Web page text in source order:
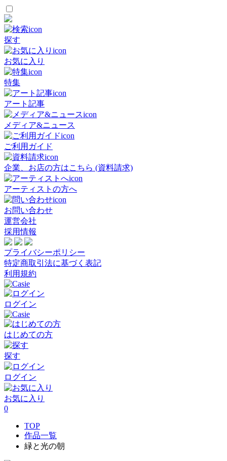
探す
お気に入り
特集
アート記事
メディア&ニュース
ご利用ガイド
企業、お店の方はこちら (資料請求)
アーティストの方へ
お問い合わせ
運営会社
採用情報
プライバシーポリシー
特定商取引法に基づく表記
利用規約
ログイン
はじめての方
探す
ログイン
お気に入り
0
TOP
作品一覧
緑と光の朝